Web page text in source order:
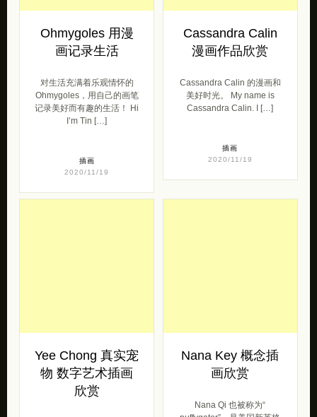
Ohmygoles 用漫
画记录生活
对生活充满着乐观情怀的
Ohmygoles，用自己的画笔
记录美好而有趣的生活！ Hi
I’m Tin […]
插画
2020/11/19
Cassandra Calin
漫画作品欣赏
Cassandra Calin 的漫画和
美好时光。 My name is
Cassandra Calin. I […]
插画
2020/11/19
Yee Chong 真实宠
物 数字艺术插画
欣赏
Nana Key 概念插
画欣赏
Nana Qi 也被称为“